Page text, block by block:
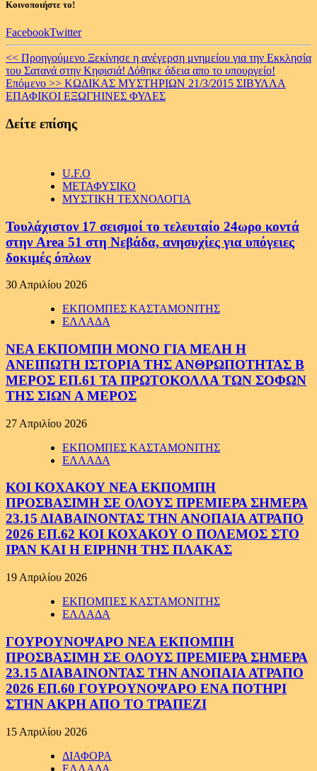
Κοινοποιήστε το!
FacebookTwitter
Continue
Reading
<< Προηγούμενο Ξεκίνησε η ανέγερση μνημείου για την Εκκλησία
του Σατανά στην Κηφισιά! Δόθηκε άδεια απο το υπουργείο!
Επόμενο >> ΚΩΔΙΚΑΣ ΜΥΣΤΗΡΙΩΝ 21/3/2015 ΣΙΒΥΛΛΑ
ΕΠΑΦΙΚΟΙ EΞΩΓΗΙΝΕΣ ΦΥΛΕΣ
Δείτε επίσης
U.F.O
ΜΕΤΑΦΥΣΙΚΟ
ΜΥΣΤΙΚΗ ΤΕΧΝΟΛΟΓΙΑ
Τουλάχιστον 17 σεισμοί το τελευταίο 24ωρο κοντά
στην Area 51 στη Νεβάδα, ανησυχίες για υπόγειες
δοκιμές όπλων
30 Απριλίου 2026
ΕΚΠΟΜΠΕΣ ΚΑΣΤΑΜΟΝΙΤΗΣ
ΕΛΛΑΔΑ
ΝΕΑ ΕΚΠΟΜΠΗ ΜΟΝΟ ΓΙΑ ΜΕΛΗ Η
ΑΝΕΙΠΩΤΗ ΙΣΤΟΡΙΑ ΤΗΣ ΑΝΘΡΩΠΟΤΗΤΑΣ Β
ΜΕΡΟΣ ΕΠ.61 ΤΑ ΠΡΩΤΟΚΟΛΛΑ ΤΩΝ ΣΟΦΩΝ
ΤΗΣ ΣΙΩΝ Α ΜΕΡΟΣ
27 Απριλίου 2026
ΕΚΠΟΜΠΕΣ ΚΑΣΤΑΜΟΝΙΤΗΣ
ΕΛΛΑΔΑ
ΚΟΙ ΚΟΧΑΚΟΥ ΝΕΑ ΕΚΠΟΜΠΗ
ΠΡΟΣΒΑΣΙΜΗ ΣΕ ΟΛΟΥΣ ΠΡΕΜΙΕΡΑ ΣΗΜΕΡΑ
23.15 ΔΙΑΒΑΙΝΟΝΤΑΣ ΤΗΝ ΑΝΟΠΑΙΑ ΑΤΡΑΠΟ
2026 ΕΠ.62 ΚΟΙ ΚΟΧΑΚΟΥ Ο ΠΟΛΕΜΟΣ ΣΤΟ
ΙΡΑΝ ΚΑΙ Η ΕΙΡΗΝΗ ΤΗΣ ΠΛΑΚΑΣ
19 Απριλίου 2026
ΕΚΠΟΜΠΕΣ ΚΑΣΤΑΜΟΝΙΤΗΣ
ΕΛΛΑΔΑ
ΓΟΥΡΟΥΝΟΨΑΡΟ ΝΕΑ ΕΚΠΟΜΠΗ
ΠΡΟΣΒΑΣΙΜΗ ΣΕ ΟΛΟΥΣ ΠΡΕΜΙΕΡΑ ΣΗΜΕΡΑ
23.15 ΔΙΑΒΑΙΝΟΝΤΑΣ ΤΗΝ ΑΝΟΠΑΙΑ ΑΤΡΑΠΟ
2026 ΕΠ.60 ΓΟΥΡΟΥΝΟΨΑΡΟ ΕΝΑ ΠΟΤΗΡΙ
ΣΤΗΝ ΑΚΡΗ ΑΠΟ ΤΟ ΤΡΑΠΕΖΙ
15 Απριλίου 2026
ΔΙΑΦΟΡΑ
ΕΛΛΑΔΑ